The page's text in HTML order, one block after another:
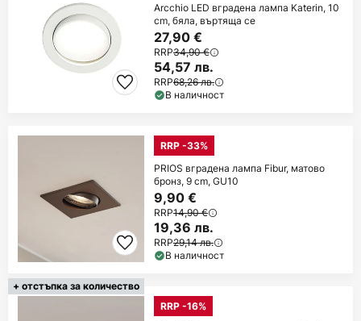
Arcchio LED вградена лампа Katerin, 10
cm, бяла, въртяща се
27,90 €
RRP34,90 €
54,57 лв.
RRP68,26 лв.
В наличност
RRP -33%
PRIOS вградена лампа Fibur, матово
бронз, 9 cm, GU10
9,90 €
RRP14,90 €
19,36 лв.
RRP29,14 лв.
В наличност
+ отстъпка за количество
RRP -16%